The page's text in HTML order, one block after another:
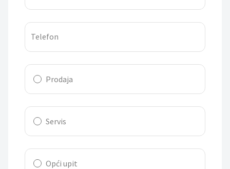
Telefon
Prodaja
Servis
Opći upit